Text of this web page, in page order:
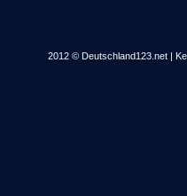
2012 © Deutschland123.net |